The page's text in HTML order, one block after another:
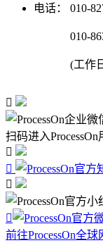
电话：
010-
010-
(工作

扫码进入ProcessOn




前往ProcessOn全